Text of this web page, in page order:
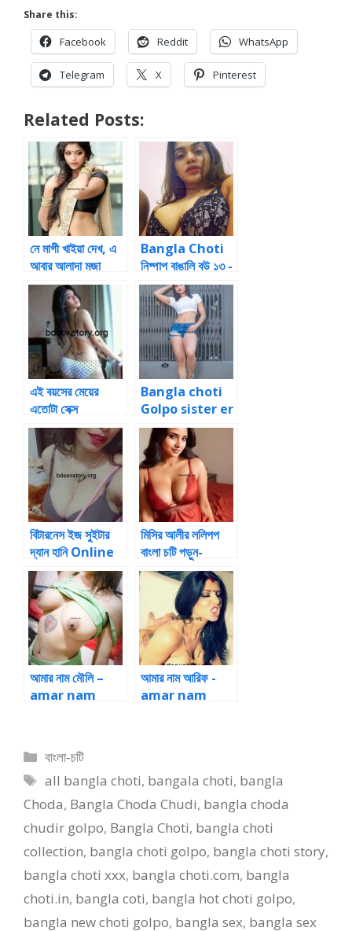
Share this:
Facebook Reddit WhatsApp
Telegram X Pinterest
Related Posts:
নে মাগী খাইয়া দেখ, এ
আবার আলাদা মজা
Choti Golpo
Bangla Choti
নিষ্পাপ বাঙালি বউ ১৩ -
Bangla
ChotiBanglaC
hoti
এই বয়সের মেয়ের
এতোটা সেক্স
Bangla choti
Golpo sister er
sathe sex
বিটারনেস ইজ সুইটার
দ্যান হানি Online
মিসির আলীর ললিপপ
বাংলা চটি পড়ুন-
Bangla Choti
Online
আমার নাম মৌলি –
amar nam
আমার নাম আরিফ -
amar nam
Bangla Choti
Online
Categories
বাংলা-চটি
Tags
all bangla choti, bangala choti, bangla
Choda, Bangla Choda Chudi, bangla choda
chudir golpo, Bangla Choti, bangla choti
collection, bangla choti golpo, bangla choti story,
bangla choti xxx, bangla choti.com, bangla
choti.in, bangla coti, bangla hot choti golpo,
bangla new choti golpo, bangla sex, bangla sex